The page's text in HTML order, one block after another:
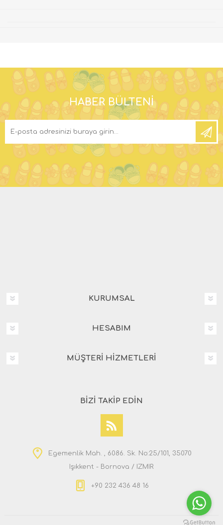
HABER BÜLTENI
KURUMSAL
HESABIM
MÜŞTERI HIZMETLERI
BIZI TAKIP EDIN
Egemenlik Mah. , 6086. Sk. No:25/101, 35070
Işıkkent - Bornova / IZMIR
+90 232 436 48 16